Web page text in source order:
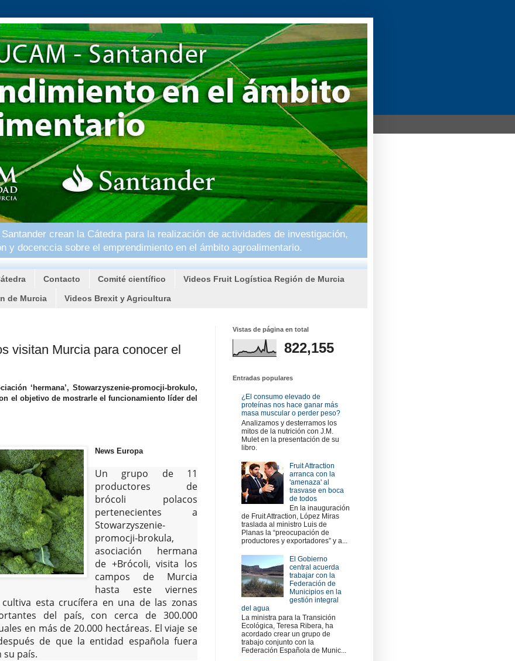
crean la Cátedra para la realización de actividades de investigación,
y docenccia sobre el emprendimiento en el ámbito agroalimentario.
Contacto Comité científico Videos Fruit Logística Región de Murcia
de Murcia Videos Brexit y Agricultura
visitan Murcia para conocer el
‘hermana’, Stowarzyszenie-promocji-brokulo,
el objetivo de mostrarle el funcionamiento líder del
News Europa
Un grupo de 11
productores de
brócoli polacos
pertenecientes a
Stowarzyszenie-
promocji-brokula,
asociación hermana
de +Brócoli, visita los
campos de Murcia
hasta este viernes
esta crucífera en una de las zonas
del país, con cerca de 300.000
en más de 20.000 hectáreas. El viaje se
de que la entidad española fuera
su país.
Vistas de página en total
822,155
Entradas populares
¿El consumo elevado de
proteínas nos hace ganar más
masa muscular o perder peso?
Analizamos y desterramos los
mitos de la nutrición con J.M.
Mulet en la presentación de su
libro.
Fruit Attraction
arranca con la
'amenaza' al
trasvase en boca
de todos
En la inauguración
de Fruit Attraction, López Miras
traslada al ministro Luis de
Planas la “preocupación de
productores y exportadores” y a...
El Gobierno
central acuerda
trabajar con la
Federación de
Municipios en la
gestión integral
del agua
La ministra para la Transición
Ecológica, Teresa Ribera, ha
acordado crear un grupo de
trabajo conjunto con la
Federación Española de Munic...